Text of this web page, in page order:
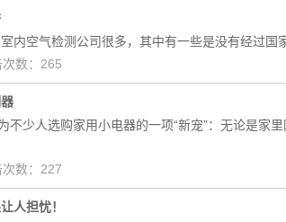
内空气检测公司很多，其中有一些是没有经过
数：265
不少人选购家用小电器的一项“新宠”：无论是
数：227
人担忧！